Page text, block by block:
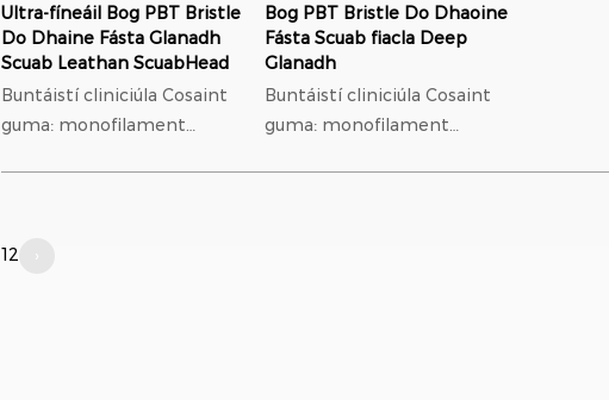
Ultra-fíneáil Bog PBT Bristle
Do Dhaine Fásta Glanadh
Scuab Leathan ScuabHead
Buntáistí cliniciúla Cosaint
guma: monofilament
níolón; Oiriúnú
Bog PBT Bristle Do Dhaoine
Fásta Scuab fiacla Deep
Glanadh
Buntáistí cliniciúla Cosaint
guma: monofilament
1 2 ›